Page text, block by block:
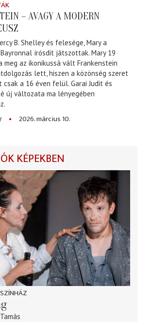
– AVAGY A MODERN
B. Shelley és felesége, Mary a
írósdit játszottak. Mary 19
meg az ikonikussá vált Frankenstein
lett, hiszen a közönség szeret
csak a 16 éven felül. Garai Judit és
új változata ma lényegében
2026. március 10.
KÉPEKBEN